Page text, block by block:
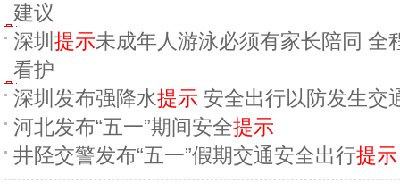
建议
深圳 提示未成年人游泳必须有家长陪同 全
看护
深圳发布强降水提示 安全出行以防发生交
河北发布“五一”期间安全提示
井陉交警发布“五一”假期交通安全出行提示